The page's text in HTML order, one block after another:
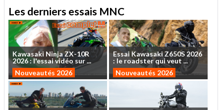
Les derniers essais MNC
Kawasaki NinjaZX-10R
2026: l'essaividéo sur...
Nouveautés 2026
Essai Kawasaki Z650S 2026
: le roadsterquiveut ...
Nouveautés 2026